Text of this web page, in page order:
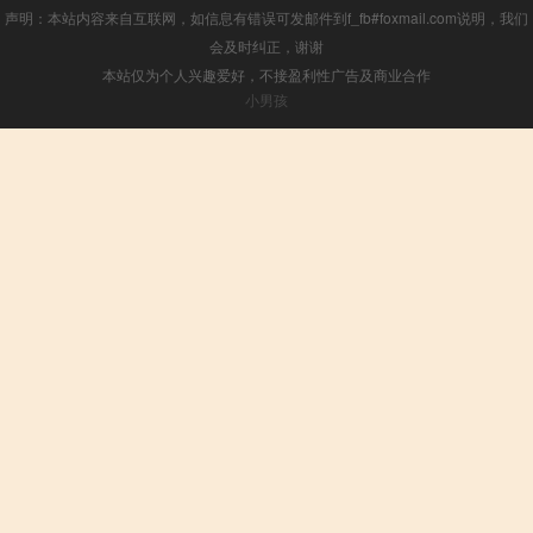
声明：本站内容来自互联网，如信息有错误可发邮件到f_fb#foxmail.com说明，我们
会及时纠正，谢谢
本站仅为个人兴趣爱好，不接盈利性广告及商业合作
小男孩